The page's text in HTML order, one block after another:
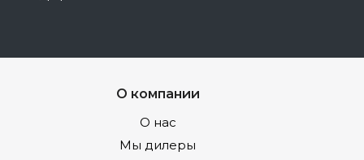
О компании
О нас
Мы дилеры